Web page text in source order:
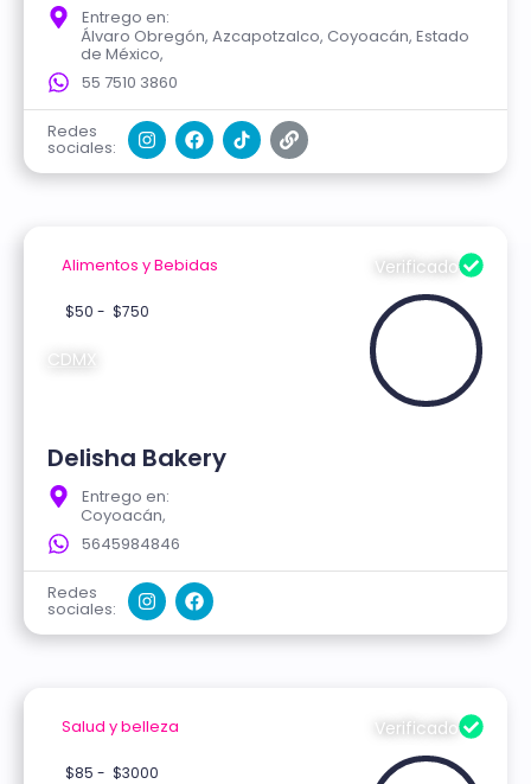
Entrego en:
Álvaro Obregón, Azcapotzalco, Coyoacán, Estado
de México,
55 7510 3860
Redes
sociales:
Alimentos y Bebidas
$50 - $750
CDMX
Verificado
Delisha Bakery
Entrego en:
Coyoacán,
5645984846
Redes
sociales:
Salud y belleza
$85 - $3000
Verificado